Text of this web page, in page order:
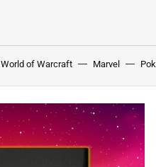
World of Warcraft Marvel